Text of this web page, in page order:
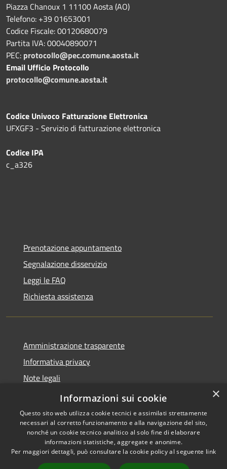
Piazza Chanoux 1 11100 Aosta (AO)
Telefono: +39 01653001
Codice Fiscale: 00120680079
Partita IVA: 00040890071
PEC: protocollo@pec.comune.aosta.it
Email Ufficio Protocollo
protocollo@comune.aosta.it
Codice Univoco Fatturazione Elettronica
UFXGF3 - Servizio di fatturazione elettronica
Codice IPA
c_a326
Prenotazione appuntamento
Segnalazione disservizio
Leggi le FAQ
Richiesta assistenza
Amministrazione trasparente
Informativa privacy
Note legali
Dichiarazione di accessibilità
Accessibilité
Copyright © 2026 • Ville de •
Powered byMunicipium
×
Informazioni sui cookie
Questo sito web utilizza cookie tecnici e assimilati strettamente
necessari al corretto funzionamento e alla navigazione del sito,
nonché un cookie tecnico analitico al solo fine di elaborare
informazioni statistiche, aggregate e anonime.
Per maggiori dettagli, può consultare la cookie policy al seguente link